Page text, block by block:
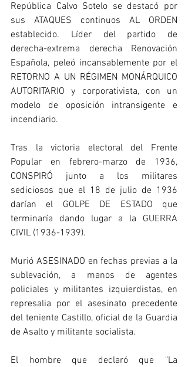
República Calvo Sotelo se destacó por
sus ATAQUES continuos AL ORDEN
establecido. Líder del partido de
derecha-extrema derecha Renovación
Española, peleó incansablemente por el
RETORNO A UN RÉGIMEN MONÁRQUICO
AUTORITARIO y corporativista, con un
modelo de oposición intransigente e
incendiario.
Tras la victoria electoral del Frente
Popular en febrero-marzo de 1936,
CONSPIRÓ junto a los militares
sediciosos que el 18 de julio de 1936
darían el GOLPE DE ESTADO que
terminaría dando lugar a la GUERRA
CIVIL (1936-1939).
Murió ASESINADO en fechas previas a la
sublevación, a manos de agentes
policiales y militantes izquierdistas, en
represalia por el asesinato precedente
del teniente Castillo, oficial de la Guardia
de Asalto y militante socialista.
El hombre que declaró que "La